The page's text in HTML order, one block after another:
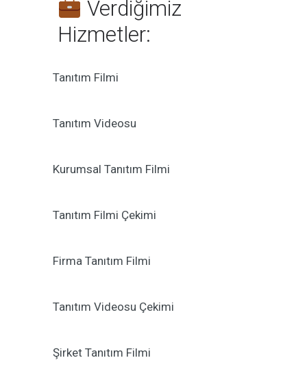
Verdiğimiz
Hizmetler:
Tanıtım Filmi
Tanıtım Videosu
Kurumsal Tanıtım Filmi
Tanıtım Filmi Çekimi
Firma Tanıtım Filmi
Tanıtım Videosu Çekimi
Şirket Tanıtım Filmi